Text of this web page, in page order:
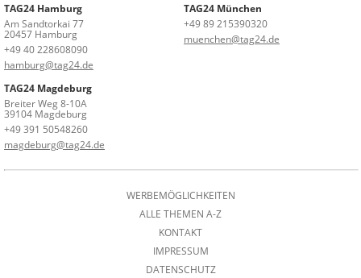
TAG24 Hamburg
Am Sandtorkai 77
20457 Hamburg
+49 40 228608090
hamburg@tag24.de
TAG24 München
+49 89 215390320
muenchen@tag24.de
TAG24 Magdeburg
Breiter Weg 8-10A
39104 Magdeburg
+49 391 50548260
magdeburg@tag24.de
WERBEMÖGLICHKEITEN
ALLE THEMEN A-Z
KONTAKT
IMPRESSUM
DATENSCHUTZ